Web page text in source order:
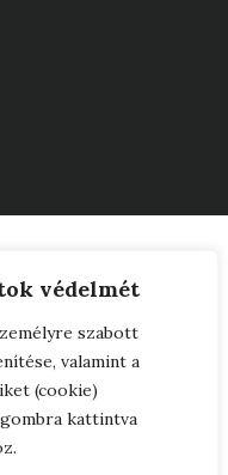
védelmét
szabott
valamint a
(cookie)
kattintva
Kft © 2026 ·